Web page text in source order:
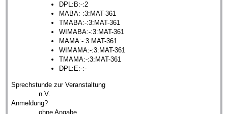
DPL:B:-:2
MABA:-:3:MAT-361
TMABA:-:3:MAT-361
WIMABA:-:3:MAT-361
MAMA:-:3:MAT-361
WIMAMA:-:3:MAT-361
TMAMA:-:3:MAT-361
DPL:E:-:-
Sprechstunde zur Veranstaltung
n.V.
Anmeldung?
ohne Angabe